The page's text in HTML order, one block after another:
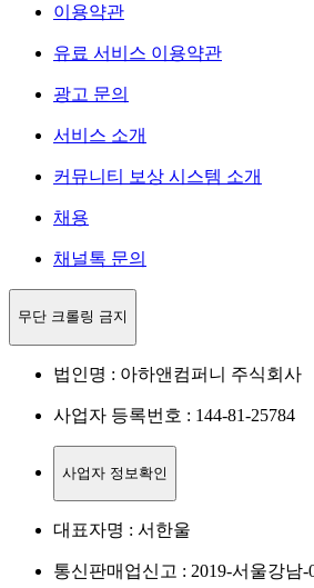
이용약관
유료 서비스 이용약관
광고 문의
서비스 소개
커뮤니티 보상 시스템 소개
채용
채널톡 문의
무단 크롤링 금지
법인명 : 아하앤컴퍼니 주식회사
사업자 등록번호 : 144-81-25784
사업자 정보확인
대표자명 : 서한울
통신판매업신고 : 2019-서울강남-